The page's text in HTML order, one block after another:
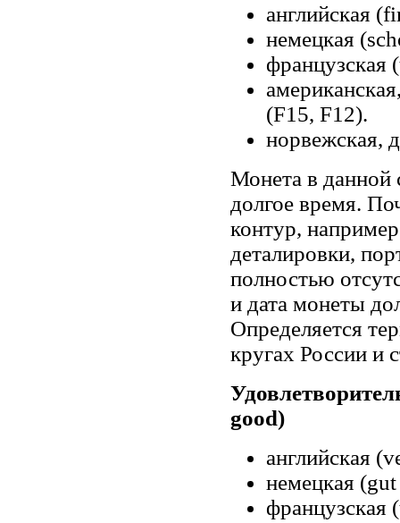
английская
немецкая
французская
(F15, F12).
норвежская,
Монета в данной
долгое время.
контур,
деталировки,
полностью
и дата монеты
Определяется
кругах России и
good)
английская
немецкая
французская